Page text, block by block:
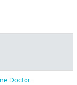
Doctor